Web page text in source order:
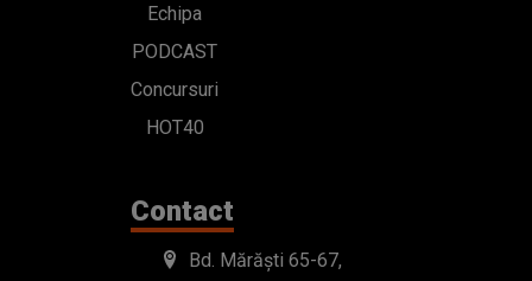
Echipa
PODCAST
Concursuri
HOT40
Contact
Bd. Mărăști 65-67,